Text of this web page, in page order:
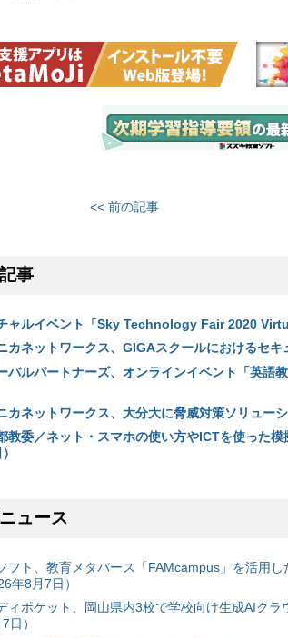
<< 前の記事
事
ャルイベント「Sky Technology Fair 2020
カネットワークス、GIGAスクールにおけるセキ
バルパートナーズ、オンラインイベント「英語
カネットワークス、大分大に脅威対策ソリュー
教委／ネット・スマホの使い方やICTを使った
ュース
フト、教育メタバース「FAMcampus」を活用
年8月7日）
ィポケット、岡山県内3校で学校向け生成AIク
日）